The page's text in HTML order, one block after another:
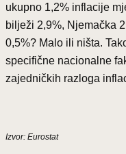
ukupno 1,2% inflacije
bilježi 2,9%, Njemačka
0,5%? Malo ili ništa.
specifične nacionalne
zajedničkih razloga
Izvor: Eurostat